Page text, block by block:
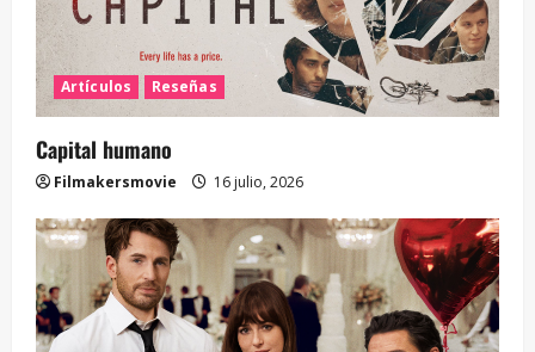
Artículos Reseñas
Capital humano
Filmakersmovie 16 julio, 2026